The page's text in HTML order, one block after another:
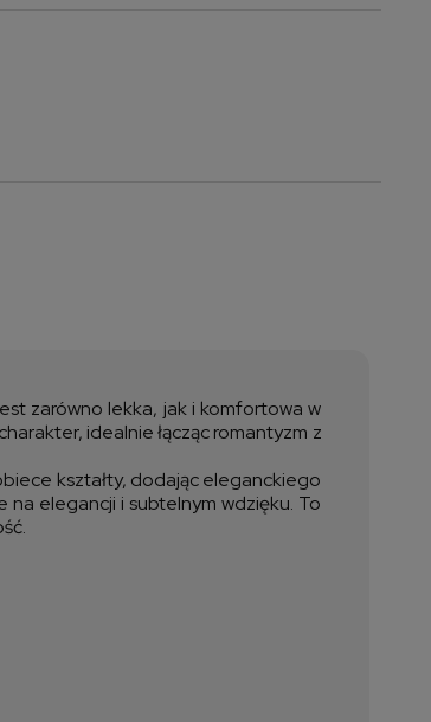
zarówno lekka, jak i komfortowa w
idealnie łącząc romantyzm z
kształty, dodając eleganckiego
na elegancji i subtelnym wdzięku. To